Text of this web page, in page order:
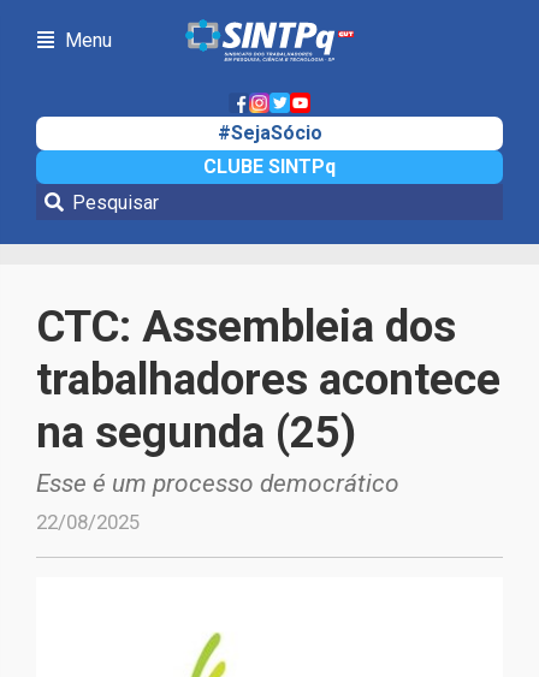
Menu
#SejaSócio
CLUBE SINTPq
Notícias
CTC: Assembleia dos
trabalhadores acontece
na segunda (25)
Esse é um processo democrático
22/08/2025